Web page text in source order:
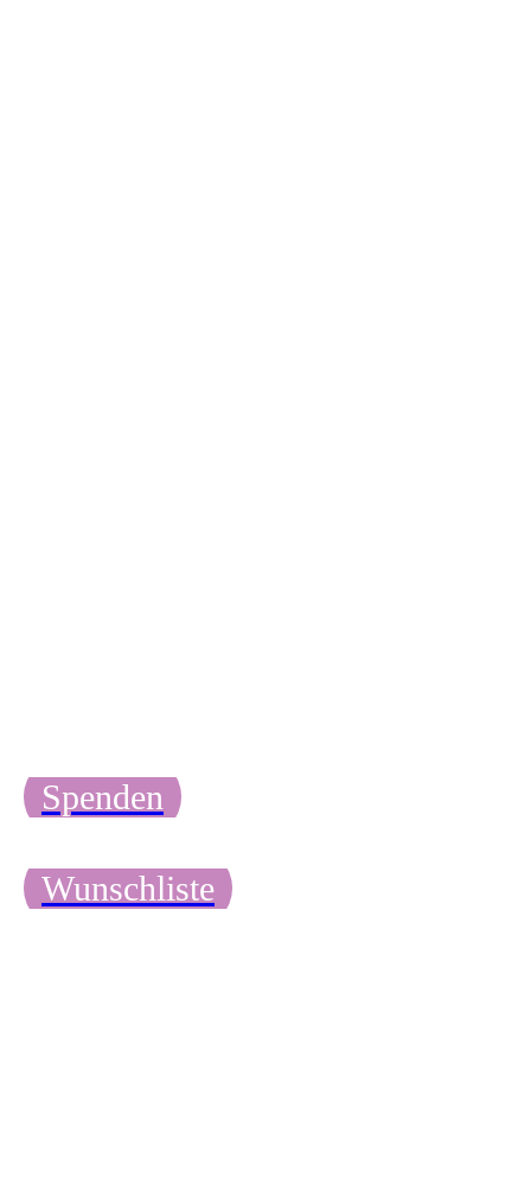
Spenden
Wunschliste